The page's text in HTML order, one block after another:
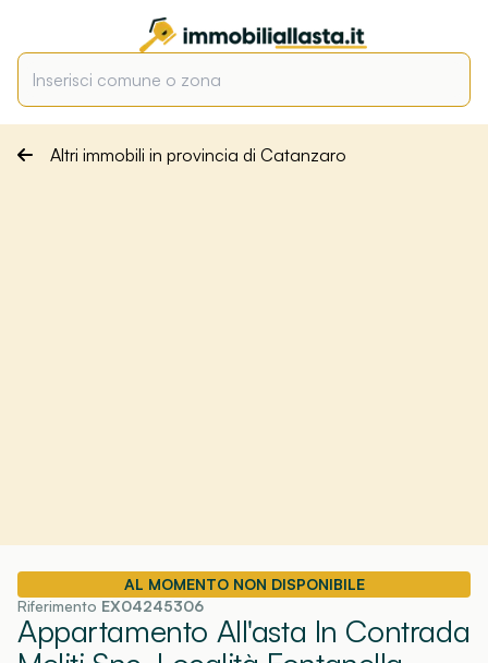
Altri immobili in provincia di Catanzaro
AL MOMENTO NON DISPONIBILE
Riferimento EX04245306
Appartamento All'asta In Contrada